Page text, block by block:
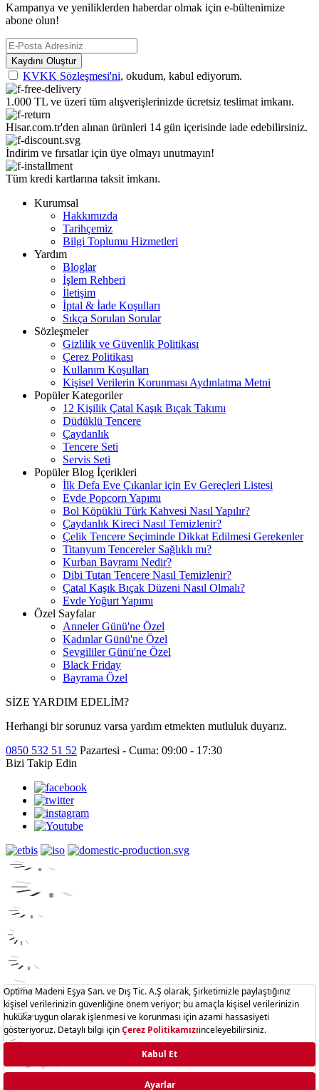
Kampanya ve yeniliklerden haberdar olmak için e-bültenimize
abone olun!
Kaydını Oluştur
KVKK Sözleşmesi'ni, okudum, kabul ediyorum.
1.000 TL ve üzeri tüm alışverişlerinizde ücretsiz teslimat imkanı.
Hisar.com.tr'den alınan ürünleri 14 gün içerisinde iade edebilirsiniz.
İndirim ve fırsatlar için üye olmayı unutmayın!
Tüm kredi kartlarına taksit imkanı.
Kurumsal
Hakkımızda
Tarihçemiz
Bilgi Toplumu Hizmetleri
Yardım
Bloglar
İşlem Rehberi
İletişim
İptal & İade Koşulları
Sıkça Sorulan Sorular
Sözleşmeler
Gizlilik ve Güvenlik Politikası
Çerez Politikası
Kullanım Koşulları
Kişisel Verilerin Korunması Aydınlatma Metni
Popüler Kategoriler
12 Kişilik Çatal Kaşık Bıçak Takımı
Düdüklü Tencere
Çaydanlık
Tencere Seti
Servis Seti
Popüler Blog İçerikleri
İlk Defa Eve Çıkanlar için Ev Gereçleri Listesi
Evde Popcorn Yapımı
Bol Köpüklü Türk Kahvesi Nasıl Yapılır?
Çaydanlık Kireci Nasıl Temizlenir?
Çelik Tencere Seçiminde Dikkat Edilmesi Gerekenler
Titanyum Tencereler Sağlıklı mı?
Kurban Bayramı Nedir?
Dibi Tutan Tencere Nasıl Temizlenir?
Çatal Kaşık Bıçak Düzeni Nasıl Olmalı?
Evde Yoğurt Yapımı
Özel Sayfalar
Anneler Günü'ne Özel
Kadınlar Günü'ne Özel
Sevgililer Günü'ne Özel
Black Friday
Bayrama Özel
SİZE YARDIM EDELİM?
Herhangi bir sorunuz varsa yardım etmekten mutluluk duyarız.
0850 532 51 52 Pazartesi - Cuma: 09:00 - 17:30
Bizi Takip Edin
Hisar.com.tr © 2025 - Optima Madeni Eşya San. Ve Dış Tic. A.Ş.